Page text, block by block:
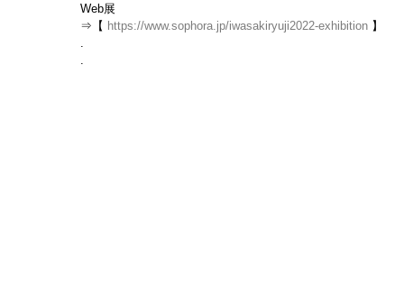
Web展
⇒【 https://www.sophora.jp/iwasakiryuji2022-exhibition 】
.
.